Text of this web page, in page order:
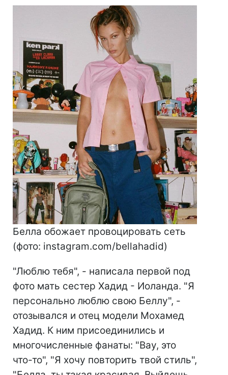
Белла обожает провоцировать сеть
(фото: instagram.com/bellahadid)
"Люблю тебя", - написала первой под
фото мать сестер Хадид - Иоланда. "Я
персонально люблю свою Беллу", -
отозывался и отец модели Мохамед
Хадид. К ним присоединились и
многочисленные фанаты: "Вау, это
что-то", "Я хочу повторить твой стиль",